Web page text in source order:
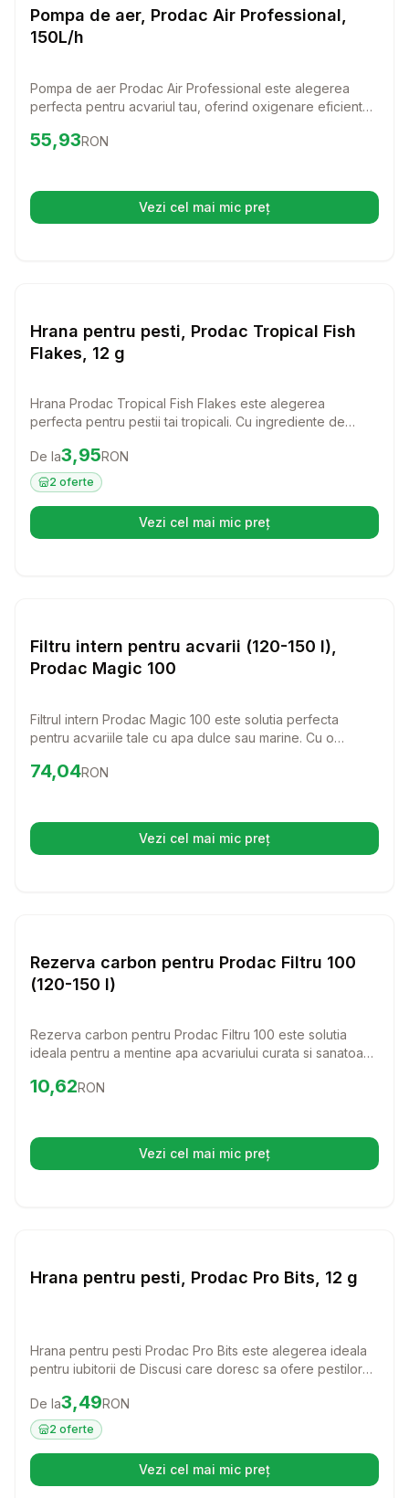
Diverse
Pompa de aer, Prodac Air Professional,
150L/h
Pompa de aer Prodac Air Professional este alegerea
perfecta pentru acvariul tau, oferind oxigenare eficienta
pompa este ideal pentru pasionatii de acvaristica care
Preț:55.93
55,93RON
Vezi cel mai mic preț(se deschide într-o filă nouă)
Hrana Pesti
Hrana pentru pesti, Prodac Tropical Fish
Flakes, 12 g
Hrana Prodac Tropical Fish Flakes este alegerea
perfecta pentru pestii tai tropicali. Cu ingrediente de
ofera o nutritie echilibrata, asigurandu-le o viata
sanatoasa si activa.
Preț:3.95 RON
De la3,95RON
2 oferte
Vezi cel mai mic preț(se deschide într-o filă nouă)
Filtru intern pentru acvarii (120-150 l),
Prodac Magic 100
Filtrul intern Prodac Magic 100 este solutia perfecta
pentru acvariile tale cu apa dulce sau marine. Cu o
optima si o apa curata, contribuind la un mediu sanatos
Preț:74.04
74,04RON
Vezi cel mai mic preț(se deschide într-o filă nouă)
Diverse
Rezerva carbon pentru Prodac Filtru 100
(120-150 l)
Rezerva carbon pentru Prodac Filtru 100 este solutia
ideala pentru a mentine apa acvariului curata si sanatoasa
toxinelor daunatoare, acest cartus este esential pentru
Preț:10.62
10,62RON
Vezi cel mai mic preț(se deschide într-o filă nouă)
Hrana Pesti
Hrana pentru pesti, Prodac Pro Bits, 12 g
Hrana pentru pesti Prodac Pro Bits este alegerea ideala
pentru iubitorii de Discusi care doresc sa ofere pestilor
cu ingrediente naturale, aceasta hrana va intensifica
culorile frumoase ale pestilor, aducandu-le stralucirea si
vitalitatea dorita.
Preț:3.49 RON
De la3,49RON
2 oferte
Vezi cel mai mic preț(se deschide într-o filă nouă)